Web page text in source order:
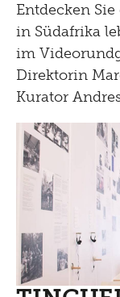
Entdecken
in Südafrika
im
Direktorin
Kurator